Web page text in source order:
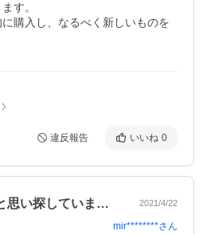
す。
購入し、なるべく新しいものを
違反報告 いいね 0
予備レンズがほしいと思い探していました… 2021/4/22
mir********さん